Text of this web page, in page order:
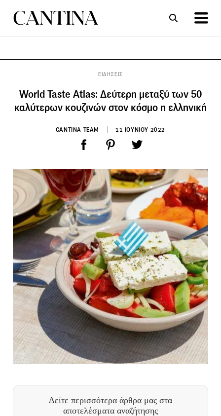
ΕΙΔΗΣΕΙΣ
World Taste Atlas: Δεύτερη μεταξύ των 50
καλύτερων κουζινών στον κόσμο η ελληνική
CANTINA TEAM 11 ΙΟΥΝΙΟΥ 2022
Δείτε περισσότερα άρθρα μας στα
αποτελέσματα αναζήτησης